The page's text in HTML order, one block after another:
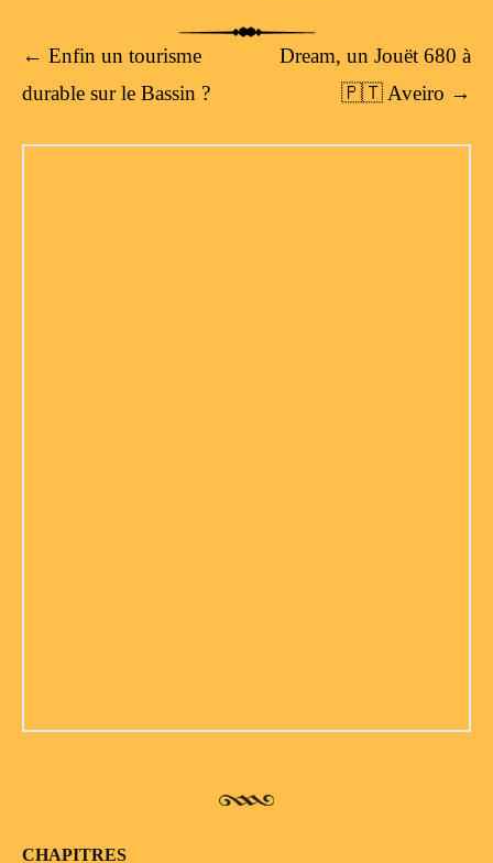
Post navigation
← Enfin un tourisme
durable sur le Bassin ?
Dream, un Jouët 680 à
🇵🇹 Aveiro →
CHAPITRES